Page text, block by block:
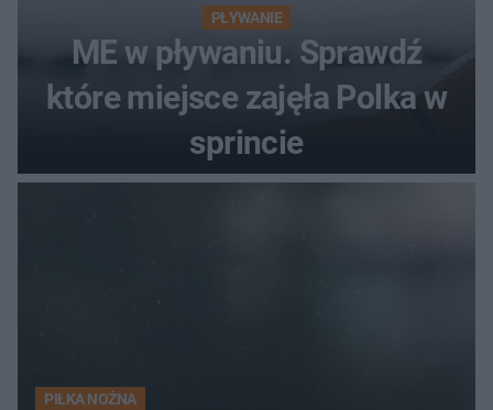
PŁYWANIE
ME w pływaniu. Sprawdź
które miejsce zajęła Polka w
sprincie
PIŁKA NOŻNA